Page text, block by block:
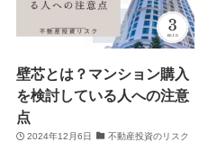
壁芯とは？マンション購入
を検討している人への注意
点
2024年12月6日 不動産投資のリスク